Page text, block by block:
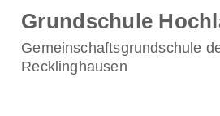
content
Grundschule
Gemeinschaftsgrundschule
Recklinghausen